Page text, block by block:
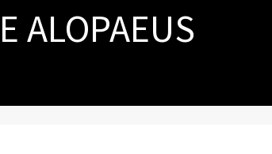
ALOPAEUS